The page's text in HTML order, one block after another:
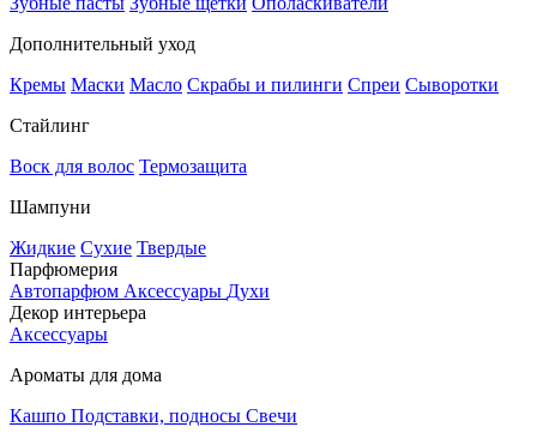
Дополнительный уход
Кремы Маски Масло Скрабы и пилинги Спреи Сыворотки
Стайлинг
Воск для волос Термозащита
Шампуни
Жидкие Сухие Твердые
Парфюмерия
Автопарфюм Аксессуары Духи
Декор интерьера
Аксессуары
Ароматы для дома
Кашпо Подставки, подносы Свечи